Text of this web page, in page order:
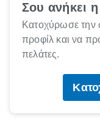
Σου ανήκει
Κατοχύρωσε την
προφίλ και να
πελάτες.